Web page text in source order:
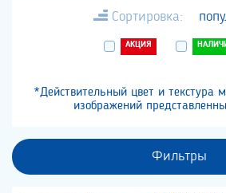
Сортировка:
АКЦИЯ
*Действительный цвет и текстура
изображений
Фильтры